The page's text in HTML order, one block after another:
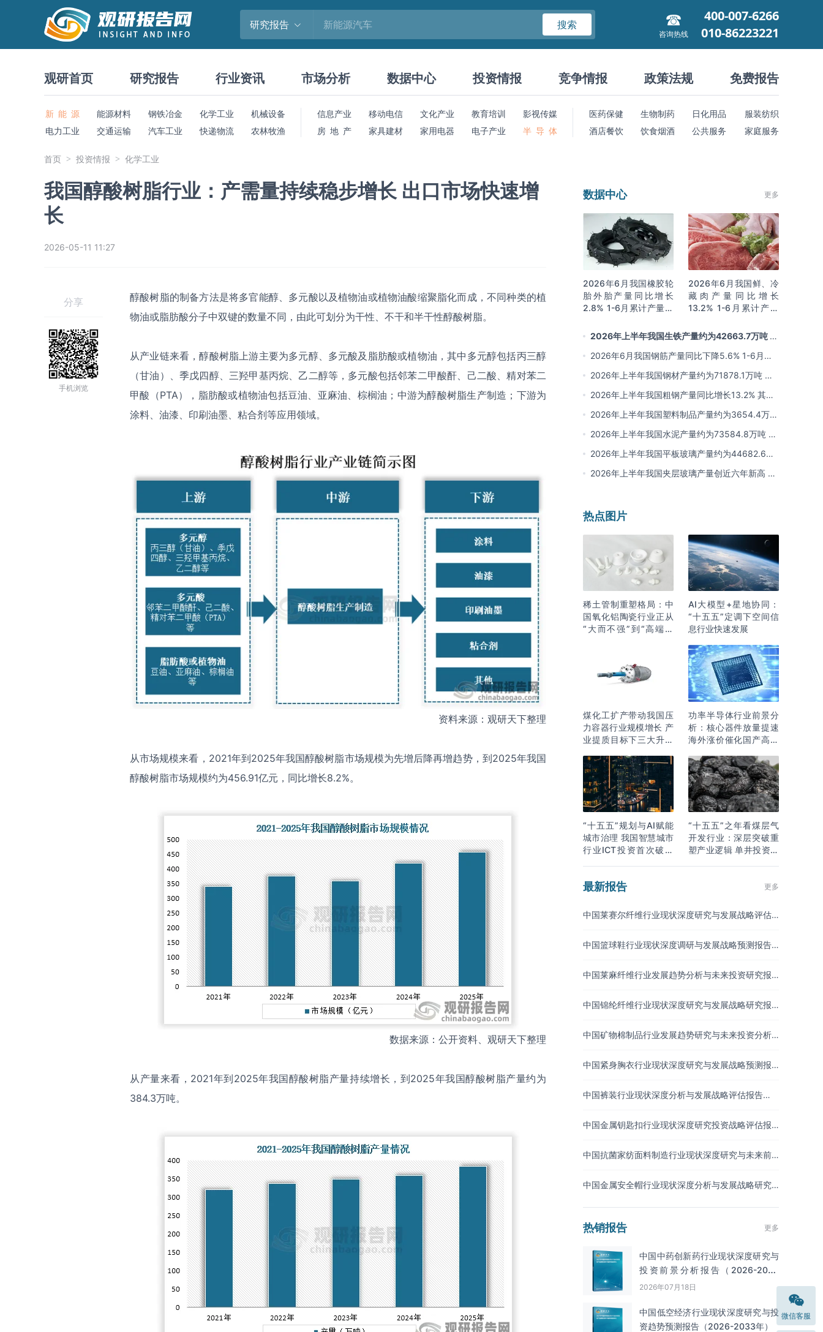
研究报告 搜索
咨询热线
400-007-6266
010-86223221
观研首页 研究报告 行业资讯 市场分析 数据中心 投资情报 竞争情报 政策法规 免费报告
新 能 源 能源材料 钢铁冶金 化学工业
机械设备
电力工业
交通运输 汽车工业 快递物流 农林牧渔
信息产业 移动电信 文化产业 教育培训
影视传媒
房 地 产
家具建材 家用电器 电子产业 半 导 体
医药保健 生物制药 日化用品
服装纺织
酒店餐饮
饮食烟酒 公共服务 家庭服务
首页 投资情报 化学工业
我国醇酸树脂行业：产需量持续稳步增长 出口市场快速增
长
2026-05-11 11:27
分享
手机浏览
醇酸树脂的制备方法是将多官能醇、多元酸以及植物油或植物油酸缩聚脂化而成，不同种类的植
物油或脂肪酸分子中双键的数量不同，由此可划分为干性、不干和半干性醇酸树脂。
从产业链来看，醇酸树脂上游主要为多元醇、多元酸及脂肪酸或植物油，其中多元醇包括丙三醇
（甘油）、季戊四醇、三羟甲基丙烷、乙二醇等，多元酸包括邻苯二甲酸酐、己二酸、精对苯二
甲酸（PTA），脂肪酸或植物油包括豆油、亚麻油、棕榈油；中游为醇酸树脂生产制造；下游为
涂料、油漆、印刷油墨、粘合剂等应用领域。
资料来源：观研天下整理
从市场规模来看，2021年到2025年我国醇酸树脂市场规模为先增后降再增趋势，到2025年我国
醇酸树脂市场规模约为456.91亿元，同比增长8.2%。
数据来源：公开资料、观研天下整理
从产量来看，2021年到2025年我国醇酸树脂产量持续增长，到2025年我国醇酸树脂产量约为
384.3万吨。
数据中心 更多
2026年6月我国橡胶轮
胎外胎产量同比增长
2.8% 1-6月累计产量同
2026年6月我国鲜、冷
藏肉产量同比增长
13.2% 1-6月累计产量
2026年上半年我国生铁产量约为42663.7万吨 同
比下降2.8% 其中河北产量占比22.7%排名第一
2026年6月我国钢筋产量同比下降5.6% 1-6月累
计产量同比下降10.7%
2026年上半年我国钢材产量约为71878.1万吨 同
比下降0.9% 其中河北以超亿吨产量排名第一
2026年上半年我国粗钢产量同比增长13.2% 其中
河北产量占比21.5%位居首位
2026年上半年我国塑料制品产量约为3654.4万吨
其中江苏、浙江产量分别占比18.9%、16.0%
2026年上半年我国水泥产量约为73584.8万吨 同
比下降8% 其中广东、浙江和安徽分别排名前三
2026年上半年我国平板玻璃产量约为44682.6万
重量箱 同比下降5.7% 其中河北产量最多 占比
2026年上半年我国夹层玻璃产量创近六年新高 约
热点图片
稀土管制重塑格局：中
国氧化铝陶瓷行业正从
“大而不强”到“高端突
AI大模型+星地协同：
“十五五”定调下空间信
息行业快速发展
煤化工扩产带动我国压
力容器行业规模增长 产
业提质目标下三大升级
功率半导体行业前景分
析：核心器件放量提速
海外涨价催化国产高端
“十五五”规划与AI赋能
城市治理 我国智慧城市
行业ICT投资首次破万
“十五五”之年看煤层气
开发行业：深层突破重
塑产业逻辑 单井投资成
最新报告 更多
中国莱赛尔纤维行业现状深度研究与发展战略评估
中国篮球鞋行业现状深度调研与发展战略预测报告
中国莱麻纤维行业发展趋势分析与未来投资研究报
中国锦纶纤维行业现状深度研究与发展战略研究报
中国矿物棉制品行业发展趋势研究与未来投资分析
中国紧身胸衣行业现状深度研究与发展战略预测报
中国裤装行业现状深度分析与发展战略评估报告
中国金属钥匙扣行业现状深度研究投资战略评估报
中国抗菌家纺面料制造行业现状深度研究与未来前
中国金属安全帽行业现状深度分析与发展战略研究
热销报告 更多
中国中药创新药行业现状深度研究与
投资前景分析报告（2026-2033
年）
2026年07月18日
中国低空经济行业现状深度研究与投
资趋势预测报告（2026-2033年）
微信客服